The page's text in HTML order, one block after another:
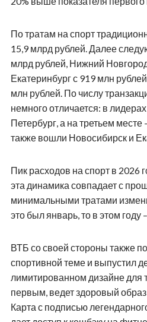
По тратам на спорт
15,9 млрд рублей. Далее
млрд рублей, Нижний
Екатеринбург с 919 млн
млн рублей. По числу
немного отличается: в
Петербург, а на третьем месте
также вошли Новосибирск и
Пик расходов на спорт в 2026
эта динамика совпадает с
минимальными тратами
это был январь, то в этом году
ВТБ со своей стороны также
спортивной теме и выпустил
лимитированном дизайне для
первым, ведет здоровый
Карта с подписью